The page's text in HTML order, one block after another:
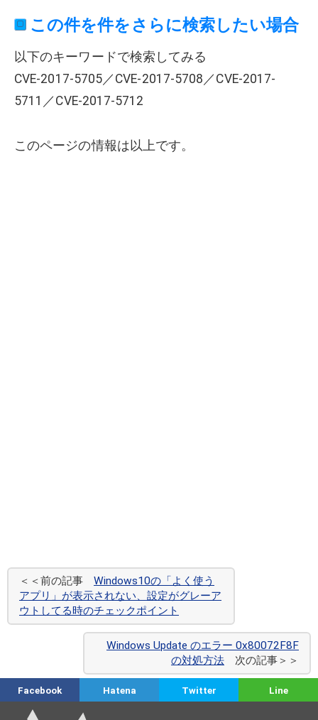
この件を件をさらに検索したい場合
以下のキーワードで検索してみる
CVE-2017-5705／CVE-2017-5708／CVE-2017-
5711／CVE-2017-5712
このページの情報は以上です。
＜＜前の記事 Windows10の「よく使う
アプリ」が表示されない、設定がグレーア
ウトしてる時のチェックポイント
Windows Update のエラー 0x80072F8F
の対処方法 次の記事＞＞
Facebook Hatena Twitter Line